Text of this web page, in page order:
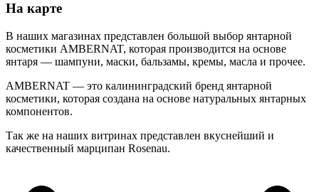
На карте
В наших магазинах представлен большой выбор янтарной
косметики AMBERNAT, которая производится на основе
янтаря — шампуни, маски, бальзамы, кремы, масла и прочее.
AMBERNAT — это калининградский бренд янтарной
косметики, которая создана на основе натуральных янтарных
компонентов.
Так же на наших витринах представлен вкуснейший и
качественный марципан Rosenau.